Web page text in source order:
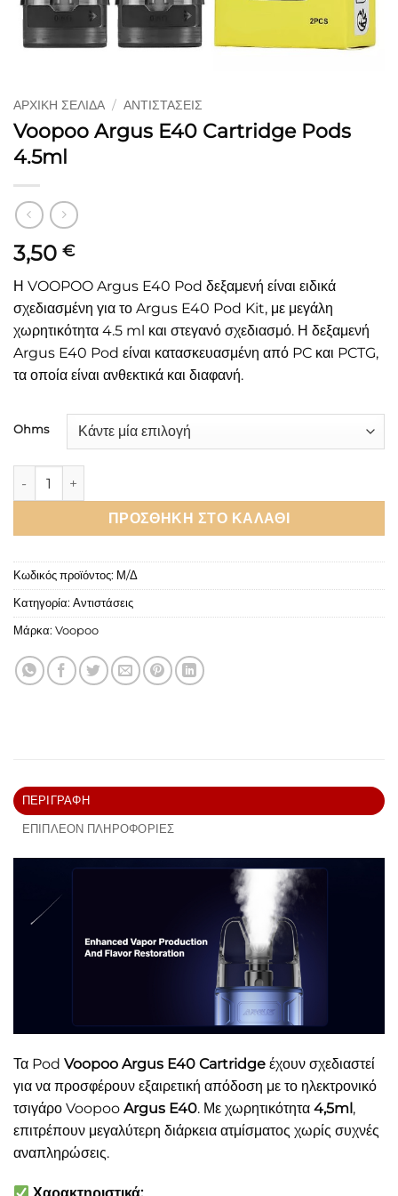
ΑΡΧΙΚΉ ΣΕΛΊΔΑ / ΑΝΤΙΣΤΆΣΕΙΣ
Voopoo Argus E40 Cartridge Pods
4.5ml
3,50 €
Η VOOPOO Argus E40 Pod δεξαμενή είναι ειδικά
σχεδιασμένη για το Argus E40 Pod Kit, με μεγάλη
χωρητικότητα 4.5 ml και στεγανό σχεδιασμό. Η δεξαμενή
Argus E40 Pod είναι κατασκευασμένη από PC και PCTG,
τα οποία είναι ανθεκτικά και διαφανή.
Ohms
Voopoo Argus E40 Cartridge Pods 4.5ml ποσότητα
ΠΡΟΣΘΉΚΗ ΣΤΟ ΚΑΛΆΘΙ
Κωδικός προϊόντος: Μ/Δ
Κατηγορία: Αντιστάσεις
Μάρκα: Voopoo
ΠΕΡΙΓΡΑΦΉ
ΕΠΙΠΛΈΟΝ ΠΛΗΡΟΦΟΡΊΕΣ
Τα Pod Voopoo Argus E40 Cartridge έχουν σχεδιαστεί
για να προσφέρουν εξαιρετική απόδοση με το ηλεκτρονικό
τσιγάρο Voopoo Argus E40. Με χωρητικότητα 4,5ml,
επιτρέπουν μεγαλύτερη διάρκεια ατμίσματος χωρίς συχνές
αναπληρώσεις.